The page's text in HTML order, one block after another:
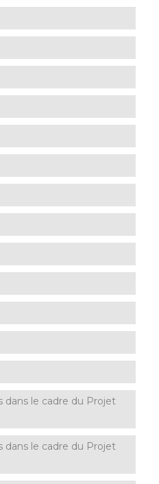
le cadre du Projet
le cadre du Projet